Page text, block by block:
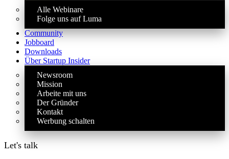
Alle Webinare
Folge uns auf Luma
Community
Jobboard
Downloads
Über Startup Insider
Newsroom
Mission
Arbeite mit uns
Der Gründer
Kontakt
Werbung schalten
Let's talk